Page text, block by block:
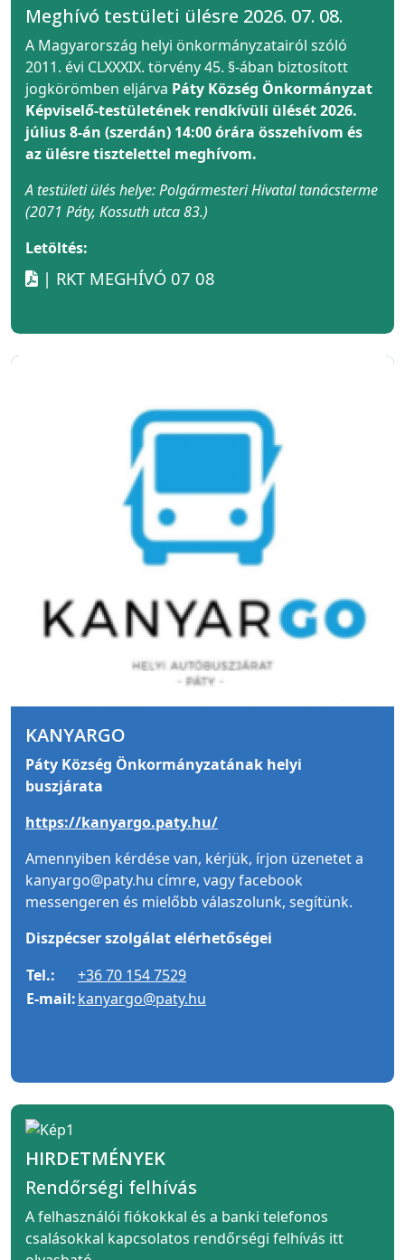
Meghívó testületi ülésre 2026. 07. 08.
A Magyarország helyi önkormányzatairól szóló
2011. évi CLXXXIX. törvény 45. §-ában biztosított
jogkörömben eljárva Páty Község Önkormányzat
Képviselő-testületének rendkívüli ülését 2026.
július 8-án (szerdán) 14:00 órára összehívom és
az ülésre tisztelettel meghívom.
A testületi ülés helye: Polgármesteri Hivatal tanácsterme
(2071 Páty, Kossuth utca 83.)
Letöltés:
| RKT MEGHÍVÓ 07 08
KANYARGO
Páty Község Önkormányzatának helyi
buszjárata
https://kanyargo.paty.hu/
Amennyiben kérdése van, kérjük, írjon üzenetet a
kanyargo@paty.hu címre, vagy facebook
messengeren és mielőbb válaszolunk, segítünk.
Diszpécser szolgálat elérhetőségei
Tel.:
+36 70 154 7529
E-mail:kanyargo@paty.hu
HIRDETMÉNYEK
Rendőrségi felhívás
A felhasználói fiókokkal és a banki telefonos
csalásokkal kapcsolatos rendőrségi felhívás itt